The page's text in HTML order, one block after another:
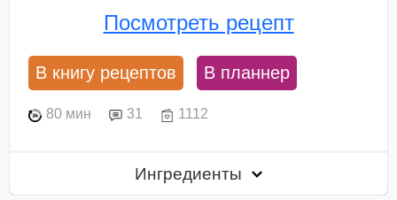
Посмотреть рецепт
В книгу рецептов В планнер
80 мин 31 1112
Ингредиенты